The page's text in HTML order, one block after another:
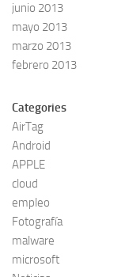
junio 2013
mayo 2013
marzo 2013
febrero 2013
Categories
AirTag
Android
APPLE
cloud
empleo
Fotografía
malware
microsoft